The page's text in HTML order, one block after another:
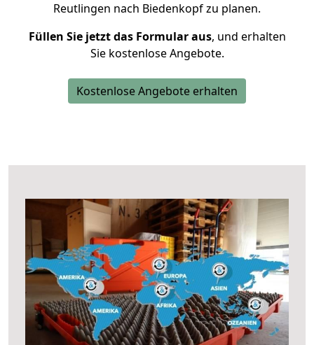
Reutlingen nach Biedenkopf zu planen.
Füllen Sie jetzt das Formular aus, und erhalten
Sie kostenlose Angebote.
Kostenlose Angebote erhalten